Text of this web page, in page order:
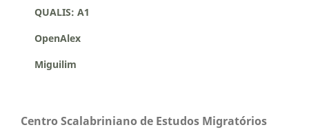
QUALIS: A1
OpenAlex
Miguilim
Centro Scalabriniano de Estudos Migratórios